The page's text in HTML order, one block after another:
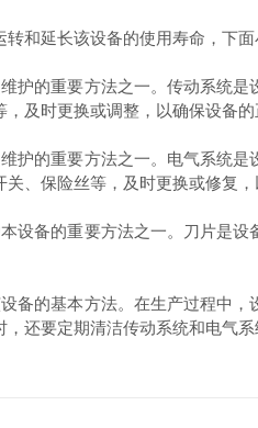
延长该设备的使用寿命，下面
的重要方法之一。传动系统是
，及时更换或调整，以确保设备
的重要方法之一。电气系统是
关、保险丝等，及时更换或修复
备的重要方法之一。刀片是设
的基本方法。在生产过程中，
，还要定期清洁传动系统和电气